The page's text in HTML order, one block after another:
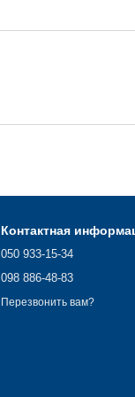
Контактная
050 933-15-34
098 886-48-83
Перезвонить вам?